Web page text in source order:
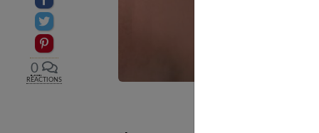
Partager sur Twitter
Epingler sur Pinterest
0
RÉACTIONS